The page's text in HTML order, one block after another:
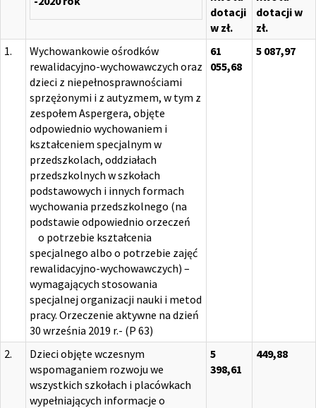
dotacji
w zł.
dotacji w
zł.
1.
Wychowankowie ośrodków
rewalidacyjno-wychowawczych oraz
dzieci z niepełnosprawnościami
sprzężonymi i z autyzmem, w tym z
zespołem Aspergera, objęte
odpowiednio wychowaniem i
kształceniem specjalnym w
przedszkolach, oddziałach
przedszkolnych w szkołach
podstawowych i innych formach
wychowania przedszkolnego (na
podstawie odpowiednio orzeczeń
o potrzebie kształcenia
specjalnego albo o potrzebie zajęć
rewalidacyjno-wychowawczych) –
wymagających stosowania
specjalnej organizacji nauki i metod
pracy. Orzeczenie aktywne na dzień
30 września 2019 r.- (P 63)
61
055,68
5 087,97
2.
Dzieci objęte wczesnym
wspomaganiem rozwoju we
wszystkich szkołach i placówkach
wypełniających informacje o
5
398,61
449,88